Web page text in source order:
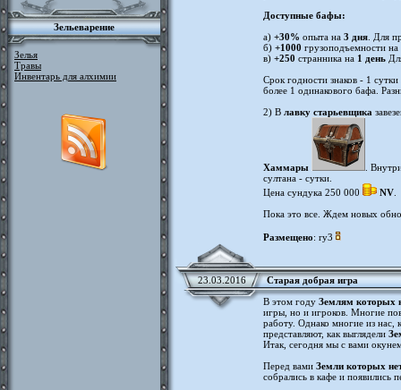
Зельеварение
Зелья
Травы
Инвентарь для алхимии
Доступные бафы:
а) +30% опыта на 3 дня . Для
б) +1000 грузоподъемности на
в) +250 странника на 1 день
Срок годности знаков - 1
более 1 одинакового бафа.
2) В лавку старьевщика
Хаммары
.
султана - сутки.
Цена сундука 250 000
NV
Пока это все. Ждем новых
Размещено: ry3
23.03.2016
Старая добрая игра
В этом году Землям которых
игры, но и игроков. Многие
работу. Однако многие из нас,
представляют, как выглядели
Итак, сегодня мы с вами
Перед вами Земли которых
собрались в кафе и появились